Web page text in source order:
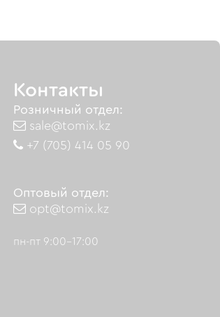
Контакты
Розничный отдел:
sale@tomix.kz
+7 (705) 414 05 90
Оптовый отдел:
opt@tomix.kz
пн-пт 9:00-17:00